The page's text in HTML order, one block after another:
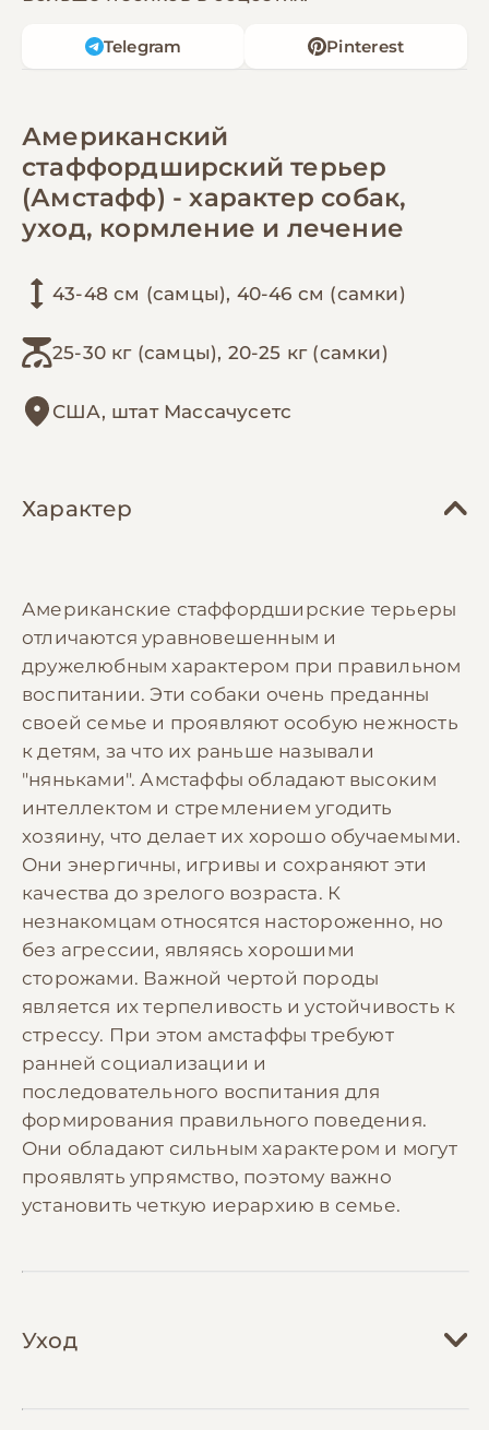
Telegram Pinterest
Американский
стаффордширский терьер
(Амстафф) - характер собак,
уход, кормление и лечение
43-48 см (самцы), 40-46 см (самки)
25-30 кг (самцы), 20-25 кг (самки)
США, штат Массачусетс
Характер
Американские стаффордширские терьеры
отличаются уравновешенным и
дружелюбным характером при правильном
воспитании. Эти собаки очень преданны
своей семье и проявляют особую нежность
к детям, за что их раньше называли
"няньками". Амстаффы обладают высоким
интеллектом и стремлением угодить
хозяину, что делает их хорошо обучаемыми.
Они энергичны, игривы и сохраняют эти
качества до зрелого возраста. К
незнакомцам относятся настороженно, но
без агрессии, являясь хорошими
сторожами. Важной чертой породы
является их терпеливость и устойчивость к
стрессу. При этом амстаффы требуют
ранней социализации и
последовательного воспитания для
формирования правильного поведения.
Они обладают сильным характером и могут
проявлять упрямство, поэтому важно
установить четкую иерархию в семье.
Уход